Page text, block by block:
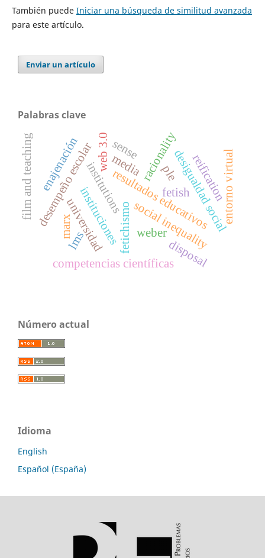
También puede Iniciar una búsqueda de similitud avanzada
para este artículo.
Enviar un artículo
Palabras clave
universidad fetichismo
resultados educativos
desempeño escolar social inequality
desigualdad social
racionality
weber
institutions
instituciones fetish
disposal
reification
enajenación
marx
media
film and teaching
competencias científicas
ple
lms
entorno virtual
web 3.0 sense
Número actual
Idioma
English
Español (España)